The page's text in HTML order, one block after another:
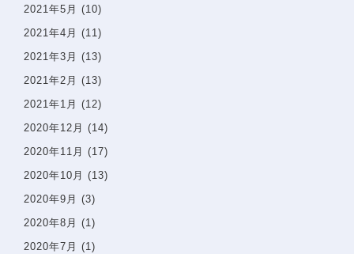
2021年5月 (10)
2021年4月 (11)
2021年3月 (13)
2021年2月 (13)
2021年1月 (12)
2020年12月 (14)
2020年11月 (17)
2020年10月 (13)
2020年9月 (3)
2020年8月 (1)
2020年7月 (1)